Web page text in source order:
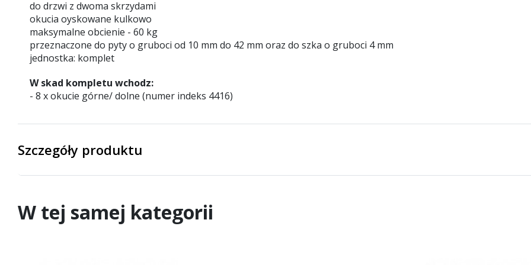
do drzwi z dwoma skrzydami
okucia oyskowane kulkowo
maksymalne obcienie - 60 kg
przeznaczone do pyty o gruboci od 10 mm do 42 mm oraz do szka o gruboci 4 mm
jednostka: komplet
W skad kompletu wchodz:
- 8 x okucie górne/ dolne (numer indeks 4416)
Szczegóły produktu
W tej samej kategorii